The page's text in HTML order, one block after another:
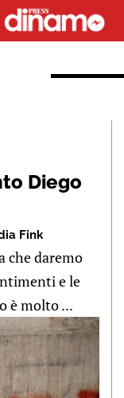
Diego
Fink
che daremo
e le
è molto ...